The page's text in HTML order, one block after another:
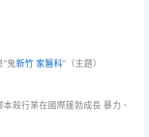
鬼新竹 家醫科”（主題）
本殺行業在國際蓬勃成長 暴力、